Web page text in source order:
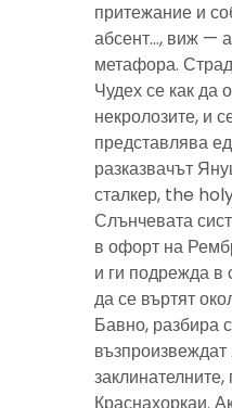
притежание и
абсент…, виж —
метафора.
Чудех се как да
некролозите, и
представлява
разказвачът
сталкер, the
Слънчевата
в офорт на
и ги подрежда в
да се въртят
Бавно, разбира